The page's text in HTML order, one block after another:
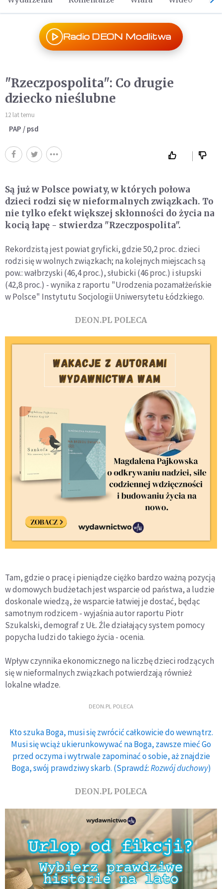
Radio DEON Modlitwa
"Rzeczpospolita": Co drugie
dziecko nieślubne
12 lat temu
PAP / psd
Są już w Polsce powiaty, w których połowa
dzieci rodzi się w nieformalnych związkach. To
nie tylko efekt większej skłonności do życia na
kocią łapę - stwierdza "Rzeczpospolita".
Rekordzistą jest powiat gryficki, gdzie 50,2 proc. dzieci
rodzi się w wolnych związkach; na kolejnych miejscach są
pow.: wałbrzyski (46,4 proc.), słubicki (46 proc.) i słupski
(42,8 proc.) - wynika z raportu "Urodzenia pozamałżeńskie
w Polsce" Instytutu Socjologii Uniwersytetu Łódzkiego.
DEON.PL POLECA
Tam, gdzie o pracę i pieniądze ciężko bardzo ważną pozycją
w domowych budżetach jest wsparcie od państwa, a ludzie
doskonale wiedzą, że wsparcie łatwiej je dostać, będąc
samotnym rodzicem - wyjaśnia autor raportu Piotr
Szukalski, demograf z UŁ. Źle działający system pomocy
popycha ludzi do takiego życia - ocenia.
Wpływ czynnika ekonomicznego na liczbę dzieci rodzących
się w nieformalnych związkach potwierdzają również
lokalne władze.
DEON.PL POLECA
Kto szuka Boga, musi się zwrócić całkowicie do wewnątrz.
Musi się wciąż ukierunkowywać na Boga, zawsze mieć Go
przed oczyma i wytrwale zapominać o sobie, aż znajdzie
Boga, swój prawdziwy skarb. (Sprawdź:Rozwój duchowy)
DEON.PL POLECA